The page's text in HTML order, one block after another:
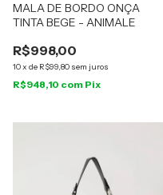
MALA DE BORDO ONÇA
TINTA BEGE - ANIMALE
R$998,00
10x de R$99,80 sem juros
R$948,10 com Pix